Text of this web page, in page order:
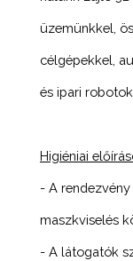
üzemünkkel,
célgépekkel,
és ipari
Higiéniai
- A
maszkviselés
- A látogatók